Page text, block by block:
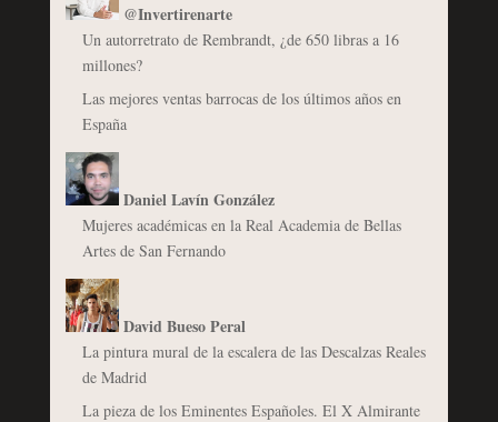
@Invertirenarte
Un autorretrato de Rembrandt, ¿de 650 libras a 16
millones?
Las mejores ventas barrocas de los últimos años en
España
Daniel Lavín González
Mujeres académicas en la Real Academia de Bellas
Artes de San Fernando
David Bueso Peral
La pintura mural de la escalera de las Descalzas Reales
de Madrid
La pieza de los Eminentes Españoles. El X Almirante